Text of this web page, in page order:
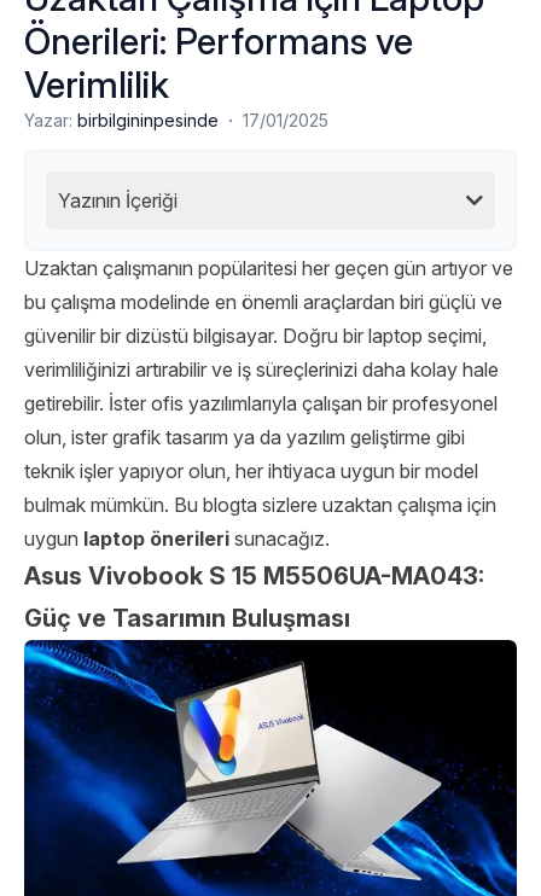
Önerileri: Performans ve
Verimlilik
Yazar: birbilgininpesinde · 17/01/2025
Yazının İçeriği
Uzaktan çalışmanın popülaritesi her geçen gün artıyor ve
bu çalışma modelinde en önemli araçlardan biri güçlü ve
güvenilir bir dizüstü bilgisayar. Doğru bir laptop seçimi,
verimliliğinizi artırabilir ve iş süreçlerinizi daha kolay hale
getirebilir. İster ofis yazılımlarıyla çalışan bir profesyonel
olun, ister grafik tasarım ya da yazılım geliştirme gibi
teknik işler yapıyor olun, her ihtiyaca uygun bir model
bulmak mümkün. Bu blogta sizlere uzaktan çalışma için
uygun laptop önerileri sunacağız.
Asus Vivobook S 15 M5506UA-MA043:
Güç ve Tasarımın Buluşması